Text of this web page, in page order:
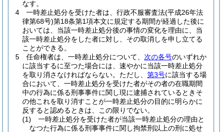
なす。
4
一時差止処分を受けた者は、行政不服審査法(平成26年法
律第68号)第18条第1項本文に規定する期間が経過した後に
おいては、当該一時差止処分後の事情の変化を理由に、当
該一時差止処分をした者に対し、その取消しを申し立てる
ことができる。
5
任命権者は、一時差止処分について、 次の各号のいずれか
に該当するに至つた場合には、速やかに当該一時差止処分
を取り消さなければならない。 ただし、 第3号に該当する場
合において、一時差止処分を受けた者がその者の在職期間
中の行為に係る刑事事件に関し現に逮捕されているときそ
の他これを取り消すことが一時差止処分の目的に明らかに
反すると認めるときは、この限りでない。
(1)
一時差止処分を受けた者が当該一時差止処分の理由と
なつた行為に係る刑事事件に関し拘禁刑以上の刑に処せ